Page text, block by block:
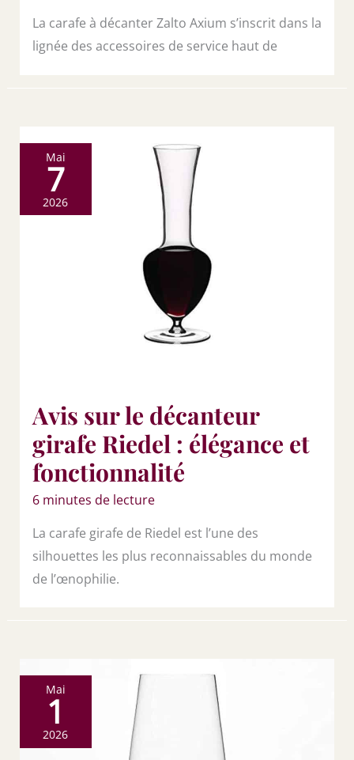
La carafe à décanter Zalto Axium s’inscrit dans la
lignée des accessoires de service haut de
Mai
7
2026
Avis sur le décanteur
girafe Riedel : élégance et
fonctionnalité
6 minutes de lecture
La carafe girafe de Riedel est l’une des
silhouettes les plus reconnaissables du monde
de l’œnophilie.
Mai
1
2026